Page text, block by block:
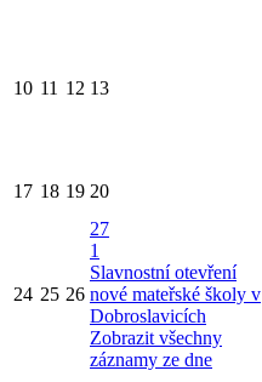
10 11 12 13
17 18 19 20
24 25 26
27
1
Slavnostní otevření
nové mateřské školy v
Dobroslavicích
Zobrazit všechny
záznamy ze dne